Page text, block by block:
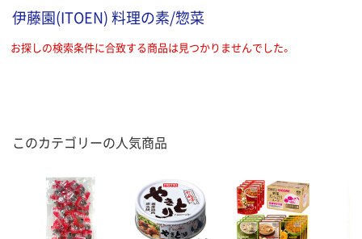
伊藤園(ITOEN) 料理の素/惣菜
お探しの検索条件に合致する商品は見つかりませんでした。
このカテゴリーの人気商品